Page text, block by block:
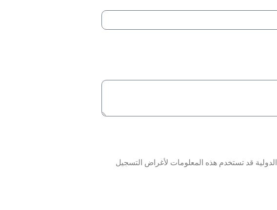
بإرسال هذا النموذج، أؤكد أن المعلومات المقدمة دقيقة وكاملة على حد علمي. أفهم أن مدرسة TPT الدولية قد تستخدم هذه المعلومات لأغراض التسجيل